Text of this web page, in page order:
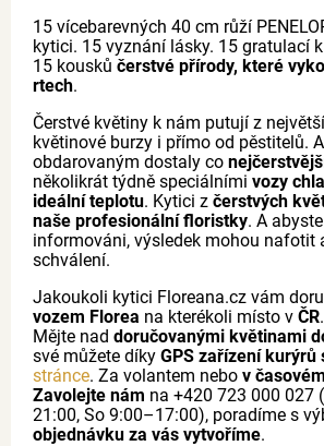
15 vícebarevných 40 cm růží
kytici. 15 vyznání lásky. 15 gratulací
15 kousků čerstvé přírody, které
rtech.
Čerstvé květiny k nám putují z
květinové burzy i přímo od pěstitelů.
obdarovaným dostaly co
několikrát týdně speciálními vozy
ideální teplotu. Kytici z čerstvých
naše profesionální floristky. A
informováni, výsledek mohou nafotit
schválení.
Jakoukoli kytici Floreana.cz vám
vozem Florea na kterékoli místo v ČR.
Mějte nad doručovanými květinami
své můžete díky GPS zařízení kurýrů
stránce. Za volantem nebo v
Zavolejte nám na +420 723 000 027
21:00, So 9:00–17:00), poradíme s
objednávku za vás vytvoříme.